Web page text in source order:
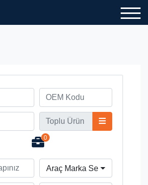
0
Araç Marka Seçiniz